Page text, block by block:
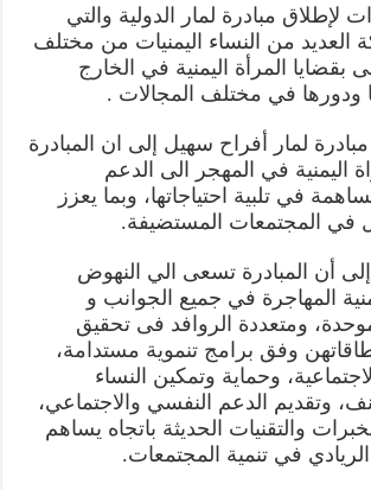
لإطلاق مبادرة لمار الدولية والتي
من النساء اليمنيات من مختلف
بقضايا المرأة اليمنية في الخارج
ودورها في مختلف المجالات .
لمار أفراح سهيل إلى ان المبادرة
اليمنية في المهجر الى الدعم
في تلبية احتياجاتها، وبما يعزز
في المجتمعات المستضيفة.
أن المبادرة تسعى الي النهوض
المهاجرة في جميع الجوانب و
ومتعددة الروافد فى تحقيق
وفق برامج تنموية مستدامة،
وحماية وتمكين النساء
وتقديم الدعم النفسي والاجتماعي،
والتقنيات الحديثة باتجاه يساهم
في تنمية المجتمعات.